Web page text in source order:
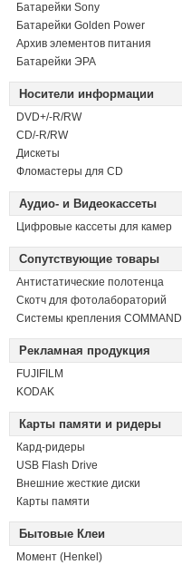
Батарейки Sony
Батарейки Golden Power
Архив элементов питания
Батарейки ЭРА
Носители информации
DVD+/-R/RW
СD/-R/RW
Дискеты
Фломастеры для CD
Аудио- и Видеокассеты
Цифровые кассеты для камер
Сопутствующие товары
Антистатические полотенца
Скотч для фотолабораторий
Системы крепления COMMAND
Рекламная продукция
FUJIFILM
KODAK
Карты памяти и ридеры
Кард-ридеры
USB Flash Drive
Внешние жесткие диски
Карты памяти
Бытовые Клеи
Момент (Henkel)